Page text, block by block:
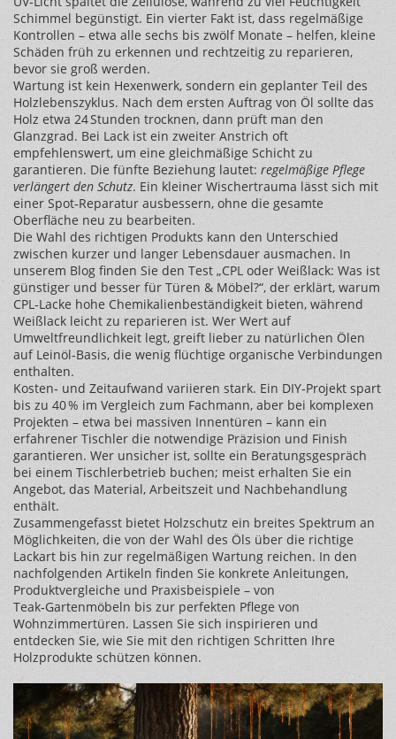
Schimmel begünstigt. Ein vierter Fakt ist, dass regelmäßige
Kontrollen – etwa alle sechs bis zwölf Monate – helfen, kleine
Schäden früh zu erkennen und rechtzeitig zu reparieren,
bevor sie groß werden.
Wartung ist kein Hexenwerk, sondern ein geplanter Teil des
Holzlebenszyklus. Nach dem ersten Auftrag von Öl sollte das
Holz etwa 24 Stunden trocknen, dann prüft man den
Glanzgrad. Bei Lack ist ein zweiter Anstrich oft
empfehlenswert, um eine gleichmäßige Schicht zu
garantieren. Die fünfte Beziehung lautet: regelmäßige Pflege
verlängert den Schutz. Ein kleiner Wischertrauma lässt sich mit
einer Spot‑Reparatur ausbessern, ohne die gesamte
Oberfläche neu zu bearbeiten.
Die Wahl des richtigen Produkts kann den Unterschied
zwischen kurzer und langer Lebensdauer ausmachen. In
unserem Blog finden Sie den Test „CPL oder Weißlack: Was ist
günstiger und besser für Türen & Möbel?“, der erklärt, warum
CPL‑Lacke hohe Chemikalienbeständigkeit bieten, während
Weißlack leicht zu reparieren ist. Wer Wert auf
Umweltfreundlichkeit legt, greift lieber zu natürlichen Ölen
auf Leinöl‑Basis, die wenig flüchtige organische Verbindungen
enthalten.
Kosten‑ und Zeitaufwand variieren stark. Ein DIY‑Projekt spart
bis zu 40 % im Vergleich zum Fachmann, aber bei komplexen
Projekten – etwa bei massiven Innentüren – kann ein
erfahrener Tischler die notwendige Präzision und Finish
garantieren. Wer unsicher ist, sollte ein Beratungsgespräch
bei einem Tischlerbetrieb buchen; meist erhalten Sie ein
Angebot, das Material, Arbeitszeit und Nachbehandlung
enthält.
Zusammengefasst bietet Holzschutz ein breites Spektrum an
Möglichkeiten, die von der Wahl des Öls über die richtige
Lackart bis hin zur regelmäßigen Wartung reichen. In den
nachfolgenden Artikeln finden Sie konkrete Anleitungen,
Produktvergleiche und Praxisbeispiele – von
Teak‑Gartenmöbeln bis zur perfekten Pflege von
Wohnzimmertüren. Lassen Sie sich inspirieren und
entdecken Sie, wie Sie mit den richtigen Schritten Ihre
Holzprodukte schützen können.